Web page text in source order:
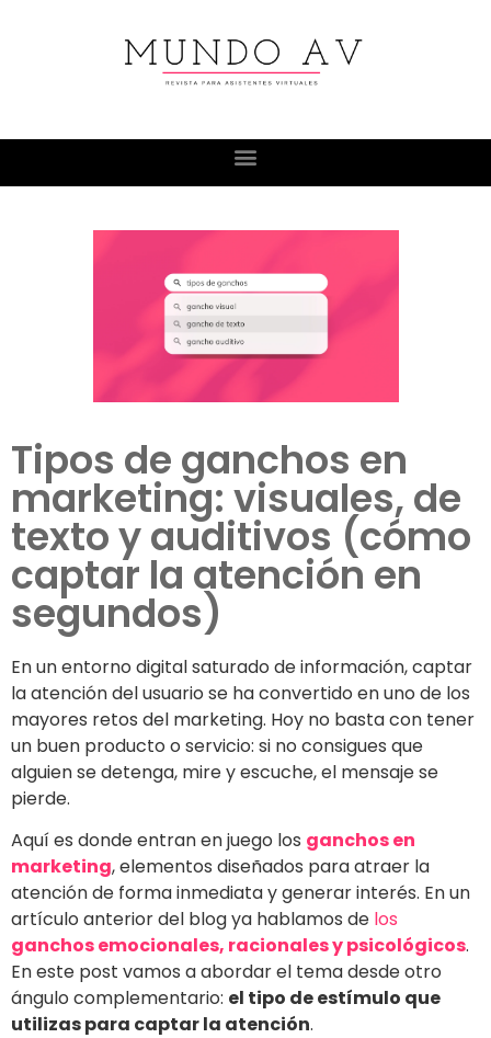
Tipos de ganchos en
marketing: visuales, de
texto y auditivos (cómo
captar la atención en
segundos)
En un entorno digital saturado de información, captar
la atención del usuario se ha convertido en uno de los
mayores retos del marketing. Hoy no basta con tener
un buen producto o servicio: si no consigues que
alguien se detenga, mire y escuche, el mensaje se
pierde.
Aquí es donde entran en juego los ganchos en
marketing, elementos diseñados para atraer la
atención de forma inmediata y generar interés. En un
artículo anterior del blog ya hablamos de los
ganchos emocionales, racionales y psicológicos.
En este post vamos a abordar el tema desde otro
ángulo complementario: el tipo de estímulo que
utilizas para captar la atención.